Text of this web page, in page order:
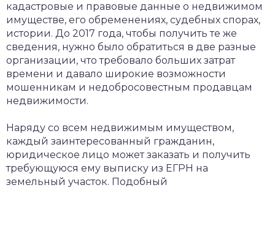
кадастровые и правовые данные о недвижимом
имуществе, его обременениях, судебных спорах,
истории. До 2017 года, чтобы получить те же
сведения, нужно было обратиться в две разные
организации, что требовало больших затрат
времени и давало широкие возможности
мошенникам и недобросовестным продавцам
недвижимости.
Наряду со всем недвижимым имуществом,
каждый заинтересованный гражданин,
юридическое лицо может заказать и получить
требующуюся ему выписку из ЕГРН на
земельный участок. Подобный